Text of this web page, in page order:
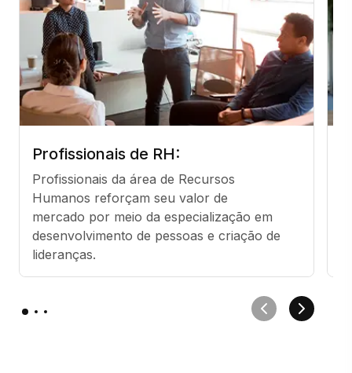
Profissionais de RH:
Profissionais da área de Recursos
Humanos reforçam seu valor de
mercado por meio da especialização em
desenvolvimento de pessoas e criação de
lideranças.